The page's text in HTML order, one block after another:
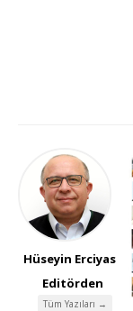
Hüseyin Erciyas
Editörden
Tüm Yazıları →